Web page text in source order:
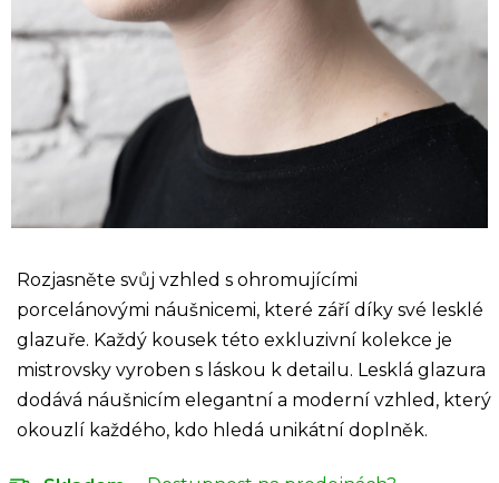
Rozjasněte svůj vzhled s ohromujícími
porcelánovými náušnicemi, které září díky své lesklé
glazuře. Každý kousek této exkluzivní kolekce je
mistrovsky vyroben s láskou k detailu. Lesklá glazura
dodává náušnicím elegantní a moderní vzhled, který
okouzlí každého, kdo hledá unikátní doplněk.